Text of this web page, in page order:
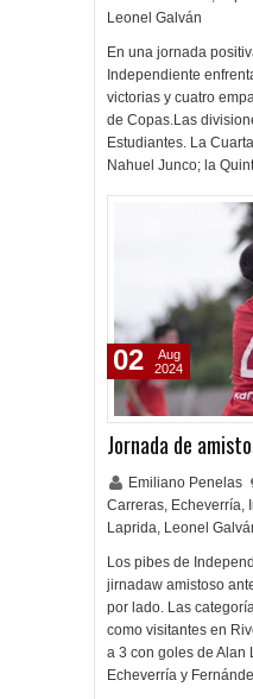
Leonel Galván
En una jornada
Independiente
victorias y cuatro
de Copas.Las
Estudiantes. La
Nahuel Junco; la
Jornada de
Emiliano Penelas
Carreras, Echeverría,
Laprida, Leonel
Los pibes de
jirnadaw amistoso
por lado. Las
como visitantes en
a 3 con goles de Alan
Echeverría y
02
Aug
2024